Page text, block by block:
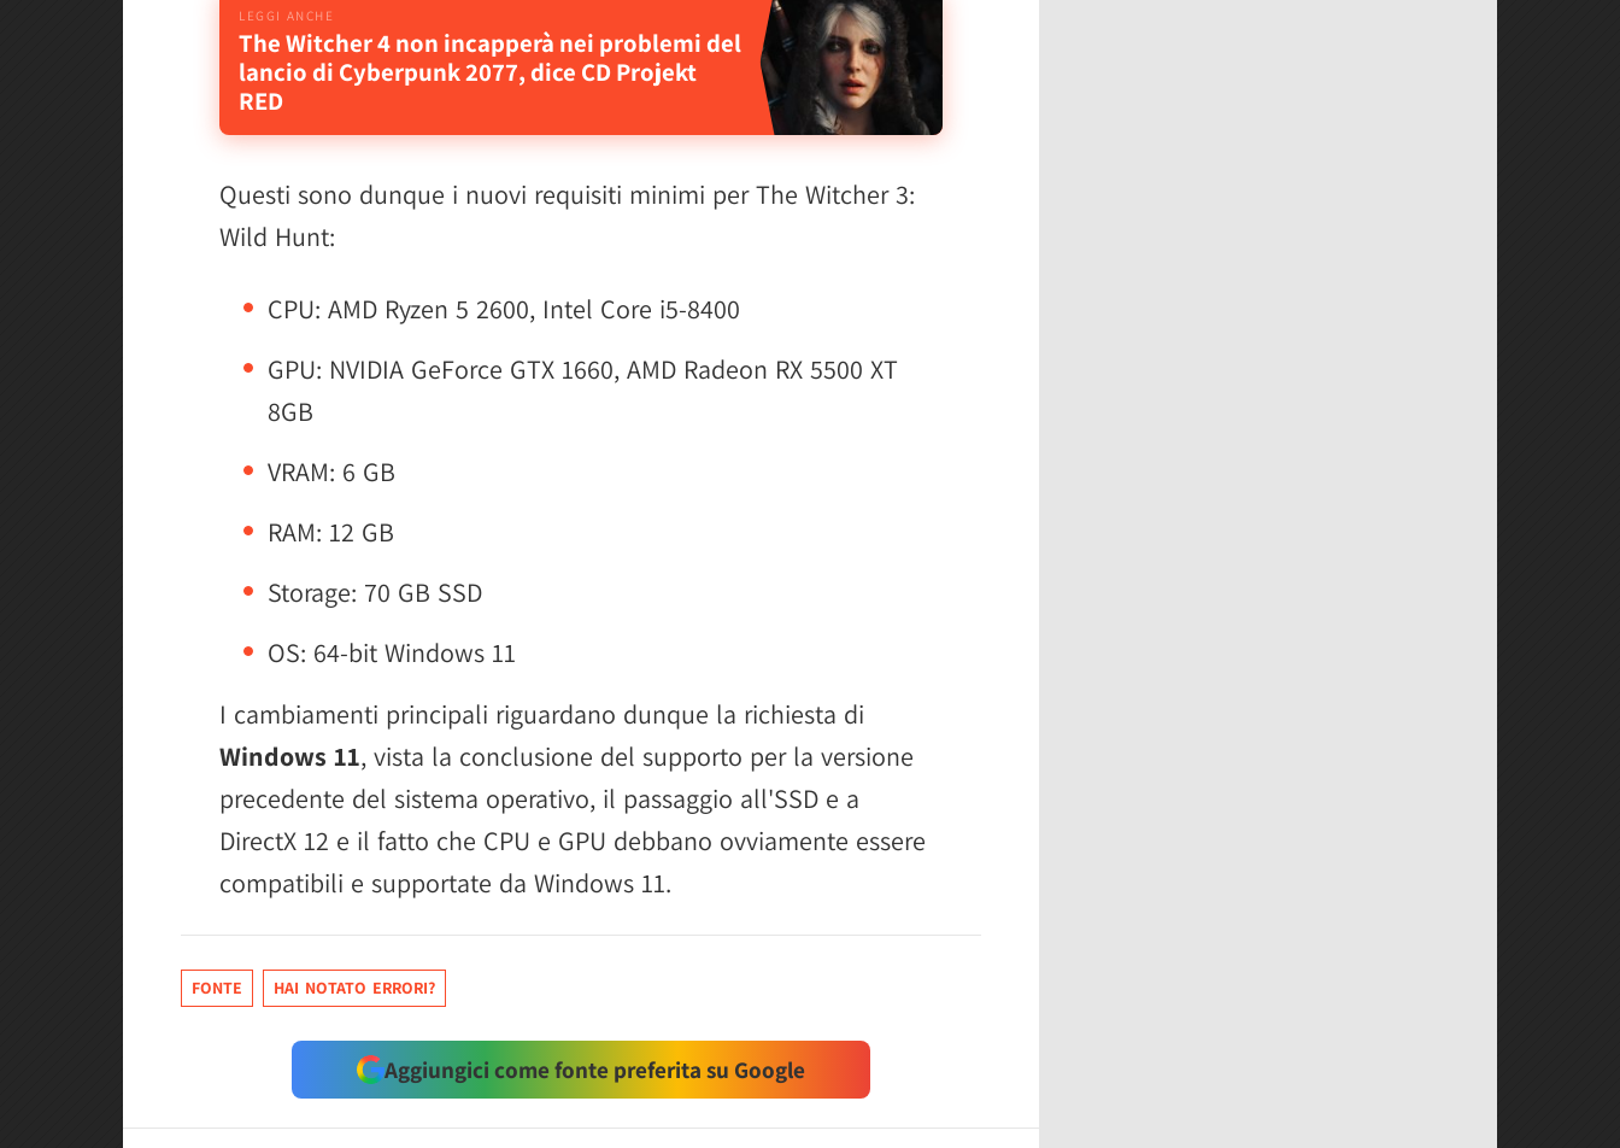
The Witcher 4 non incapperà nei problemi del
lancio di Cyberpunk 2077, dice CD Projekt
RED
Questi sono dunque i nuovi requisiti minimi per The Witcher 3:
Wild Hunt:
CPU: AMD Ryzen 5 2600, Intel Core i5-8400
GPU: NVIDIA GeForce GTX 1660, AMD Radeon RX 5500 XT
8GB
VRAM: 6 GB
RAM: 12 GB
Storage: 70 GB SSD
OS: 64-bit Windows 11
I cambiamenti principali riguardano dunque la richiesta di
Windows 11, vista la conclusione del supporto per la versione
precedente del sistema operativo, il passaggio all'SSD e a
DirectX 12 e il fatto che CPU e GPU debbano ovviamente essere
compatibili e supportate da Windows 11.
FONTE HAI NOTATO ERRORI?
Aggiungici come fonte preferita su Google